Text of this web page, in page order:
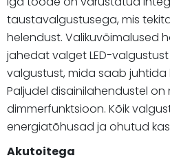
taustavalgustusega, mis
helendust. Valikuvõimalused
jahedat valget LED-
valgustust, mida saab juhtida
Paljudel disainilahendustel on
dimmerfunktsioon. Kõik
energiatõhusad ja ohutud
Akutoitega